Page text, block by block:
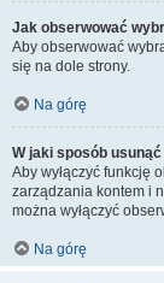
Jak obserwować
Aby obserwować
się na dole strony.
Na górę
W jaki sposób
Aby wyłączyć funkcję
zarządzania kontem i
można wyłączyć
Na górę